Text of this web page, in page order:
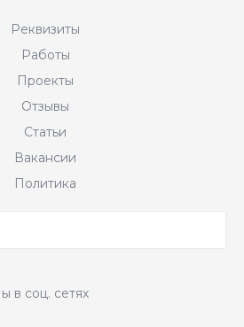
Реквизиты
Работы
Проекты
Отзывы
Статьи
Вакансии
Политика
в соц. сетях